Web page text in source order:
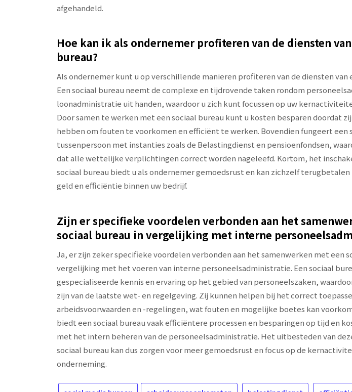
afgehandeld.
Hoe kan ik als ondernemer profiteren van de diensten
bureau?
Als ondernemer kunt u op verschillende manieren profiteren van de diensten van
Een sociaal bureau neemt de complexe en tijdrovende taken rondom
loonadministratie uit handen, waardoor u zich kunt focussen op uw
Door samen te werken met een sociaal bureau kunt u kosten besparen doordat
hebben om fouten te voorkomen en efficiënt te werken. Bovendien fungeert een
tussenpersoon met instanties zoals de Belastingdienst en pensioenfondsen,
dat alle wettelijke verplichtingen correct worden nageleefd. Kortom, het
sociaal bureau biedt u als ondernemer gemoedsrust en kan zichzelf
geld en efficiëntie binnen uw bedrijf.
Zijn er specifieke voordelen verbonden aan het
sociaal bureau in vergelijking met interne
Ja, er zijn zeker specifieke voordelen verbonden aan het samenwerken met een
vergelijking met het voeren van interne personeelsadministratie. Een sociaal
gespecialiseerde kennis en ervaring op het gebied van personeelszaken,
zijn van de laatste wet- en regelgeving. Zij kunnen helpen bij het correct
arbeidsvoorwaarden en -regelingen, wat fouten en mogelijke boetes kan
biedt een sociaal bureau vaak efficiëntere processen en besparingen op tijd en
met het intern beheren van de personeelsadministratie. Het uitbesteden van
sociaal bureau kan dus zorgen voor meer gemoedsrust en focus op de
onderneming.